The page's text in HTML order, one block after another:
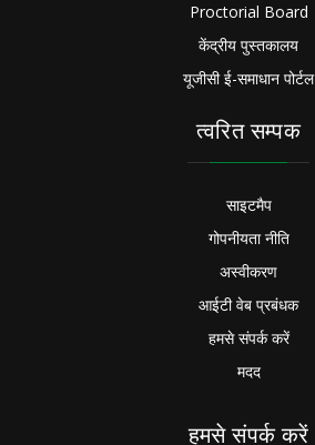
Proctorial Board
केंद्रीय पुस्तकालय
यूजीसी ई-समाधान पोर्टल
त्वरित सम्पक
साइटमैप
गोपनीयता नीति
अस्वीकरण
आईटी वेब प्रबंधक
हमसे संपर्क करें
मदद
हमसे संपर्क करें